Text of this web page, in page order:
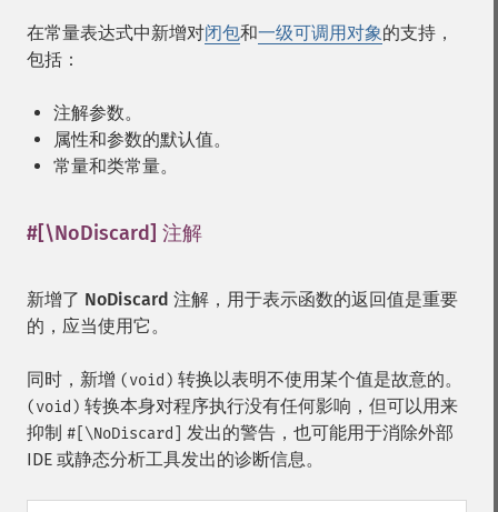
在常量表达式中新增对闭包和一级可调用对象的支持，
包括：
注解参数。
属性和参数的默认值。
常量和类常量。
#[\NoDiscard] 注解
新增了 NoDiscard 注解，用于表示函数的返回值是重要
的，应当使用它。
同时，新增 (void) 转换以表明不使用某个值是故意的。
(void) 转换本身对程序执行没有任何影响，但可以用来
抑制 #[\NoDiscard]
发出的警告，也可能用于消除外部
IDE 或静态分析工具发出的诊断信息。